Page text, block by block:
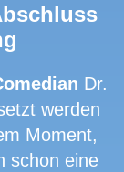
Dr.
werden
Moment,
schon eine